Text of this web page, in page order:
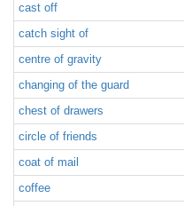
cast off
catch sight of
centre of gravity
changing of the guard
chest of drawers
circle of friends
coat of mail
coffee